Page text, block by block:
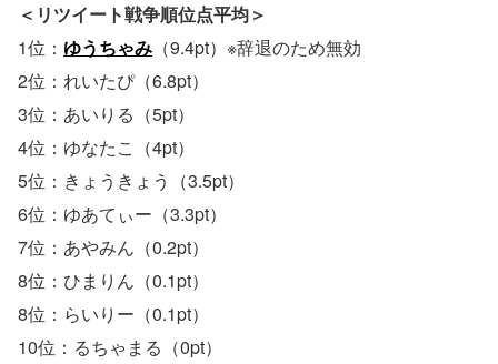
＜リツイート戦争順位点平均＞
1位： ゆうちゃみ （9.4pt）※辞退のため無効
2位：れいたぴ（6.8pt）
3位：あいりる（5pt）
4位：ゆなたこ（4pt）
5位：きょうきょう（3.5pt）
6位：ゆあてぃー（3.3pt）
7位：あやみん（0.2pt）
8位：ひまりん（0.1pt）
8位：らいりー（0.1pt）
10位：るちゃまる（0pt）